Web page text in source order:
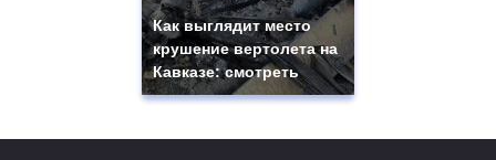
Как выглядит место
крушение вертолета на
Кавказе: смотреть